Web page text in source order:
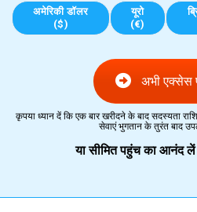
अमेरिकी डॉलर
($)
यूरो
(€)
अभी एक्सेस
कृपया ध्यान दें कि एक बार खरीदने के बाद सदस्यता
सेवाएं भुगतान के तुरंत बाद
या सीमित पहुंच का आनंद